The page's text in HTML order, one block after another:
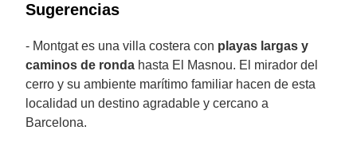
Sugerencias
- Montgat es una villa costera con playas largas y
caminos de ronda hasta El Masnou. El mirador del
cerro y su ambiente marítimo familiar hacen de esta
localidad un destino agradable y cercano a
Barcelona.